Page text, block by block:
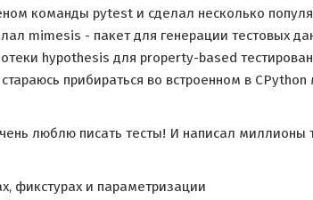
команды pytest и сделал несколько
mimesis - пакет для генерации тестовых
hypothesis для property-based
прибираться во встроенном в
люблю писать тесты! И написал миллионы
фикстурах и параметризации